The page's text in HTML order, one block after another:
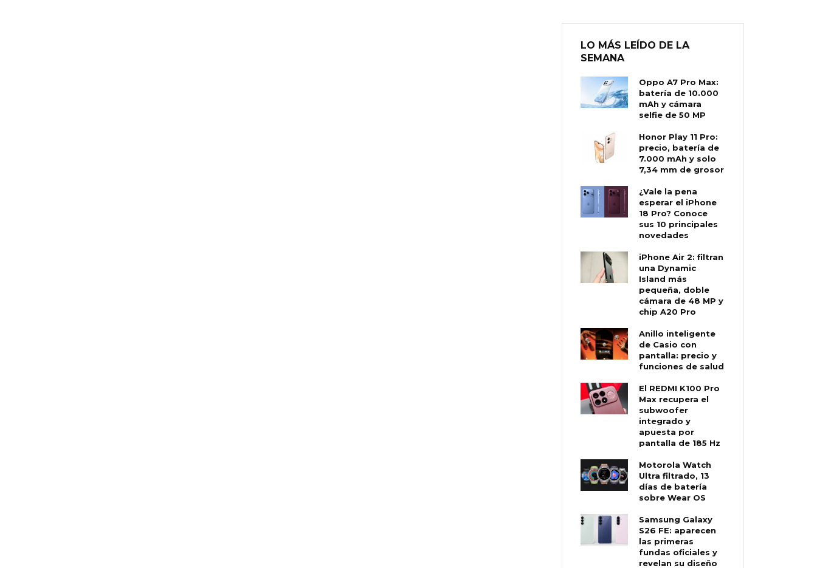
LO MÁS LEÍDO DE LA
SEMANA
Oppo A7 Pro Max:
batería de 10.000
mAh y cámara
selfie de 50 MP
Honor Play 11 Pro:
precio, batería de
7.000 mAh y solo
7,34 mm de grosor
¿Vale la pena
esperar el iPhone
18 Pro? Conoce
sus 10 principales
novedades
iPhone Air 2: filtran
una Dynamic
Island más
pequeña, doble
cámara de 48 MP y
chip A20 Pro
Anillo inteligente
de Casio con
pantalla: precio y
funciones de salud
El REDMI K100 Pro
Max recupera el
subwoofer
integrado y
apuesta por
pantalla de 185 Hz
Motorola Watch
Ultra filtrado, 13
días de batería
sobre Wear OS
Samsung Galaxy
S26 FE: aparecen
las primeras
fundas oficiales y
revelan su diseño